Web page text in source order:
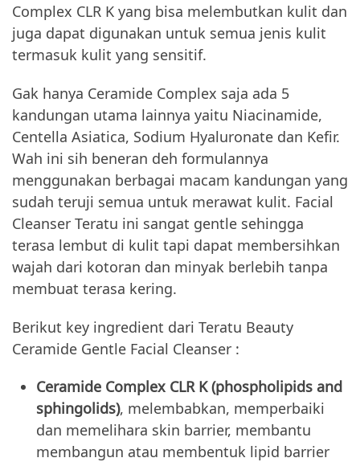
Complex CLR K yang bisa melembutkan kulit dan
juga dapat digunakan untuk semua jenis kulit
termasuk kulit yang sensitif.
Gak hanya Ceramide Complex saja ada 5
kandungan utama lainnya yaitu Niacinamide,
Centella Asiatica, Sodium Hyaluronate dan Kefir.
Wah ini sih beneran deh formulannya
menggunakan berbagai macam kandungan yang
sudah teruji semua untuk merawat kulit. Facial
Cleanser Teratu ini sangat gentle sehingga
terasa lembut di kulit tapi dapat membersihkan
wajah dari kotoran dan minyak berlebih tanpa
membuat terasa kering.
Berikut key ingredient dari Teratu Beauty
Ceramide Gentle Facial Cleanser :
Ceramide Complex CLR K (phospholipids and
sphingolids), melembabkan, memperbaiki
dan memelihara skin barrier, membantu
membangun atau membentuk lipid barrier